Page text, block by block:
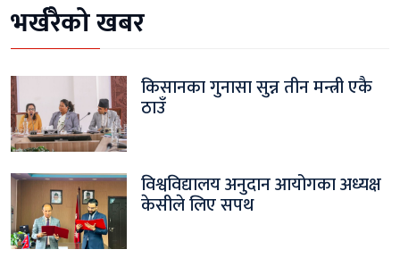
भर्खरैको खबर
किसानका गुनासा सुन्न तीन मन्त्री एकै
ठाउँ
विश्वविद्यालय अनुदान आयोगका अध्यक्ष
केसीले लिए सपथ